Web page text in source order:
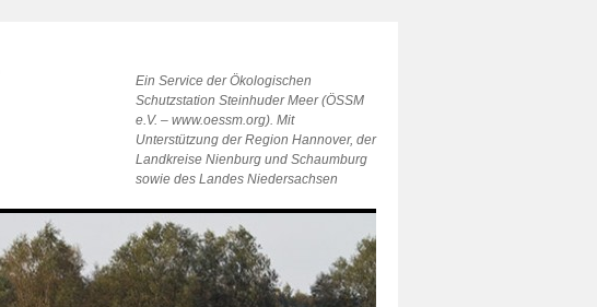
Ein Service der Ökologischen
Schutzstation Steinhuder Meer (ÖSSM
e.V. – www.oessm.org). Mit
Unterstützung der Region Hannover, der
Landkreise Nienburg und Schaumburg
sowie des Landes Niedersachsen